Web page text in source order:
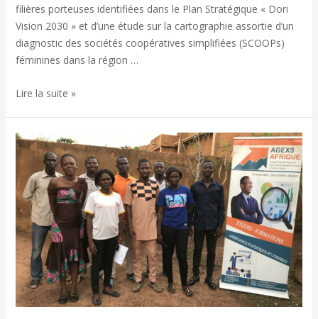
filières porteuses identifiées dans le Plan Stratégique « Dori
Vision 2030 » et d’une étude sur la cartographie assortie d’un
diagnostic des sociétés coopératives simplifiées (SCOOPs)
féminines dans la région …
Lire la suite »